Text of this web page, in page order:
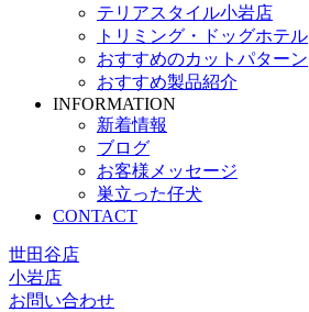
テリアスタイル小岩店
トリミング・ドッグホテル
おすすめのカットパターン
おすすめ製品紹介
INFORMATION
新着情報
ブログ
お客様メッセージ
巣立った仔犬
CONTACT
世田谷店
小岩店
お問い合わせ